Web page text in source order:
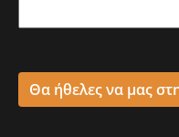
Θα ήθελες να μας